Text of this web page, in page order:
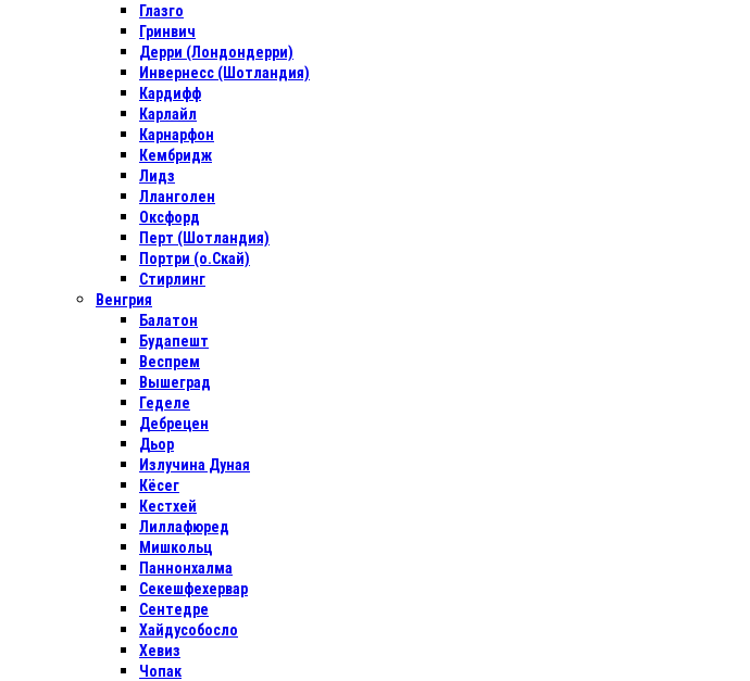
Глазго
Гринвич
Дерри (Лондондерри)
Инвернесс (Шотландия)
Кардифф
Карлайл
Карнарфон
Кембридж
Лидз
Лланголен
Оксфорд
Перт (Шотландия)
Портри (о.Скай)
Стирлинг
Венгрия
Балатон
Будапешт
Веспрем
Вышеград
Геделе
Дебрецен
Дьор
Излучина Дуная
Кёсег
Кестхей
Лиллафюред
Мишкольц
Паннонхалма
Секешфехервар
Сентедре
Хайдусобосло
Хевиз
Чопак